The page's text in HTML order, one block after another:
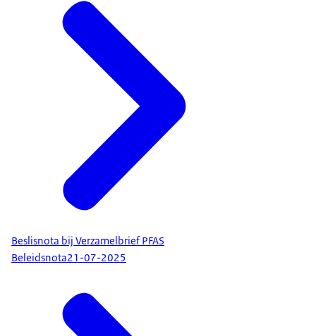
Beslisnota bij Verzamelbrief PFAS
Beleidsnota21-07-2025